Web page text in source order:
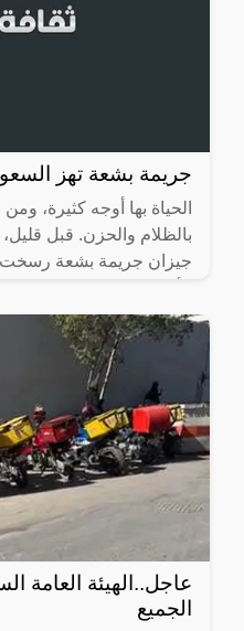
جريمة بشعة تهز
الحياة بها أوجه كثيرة،
بالظلام والحزن. قبل
جيزان جريمة بشعة
عاجل..الهيئة العامة
الجميع